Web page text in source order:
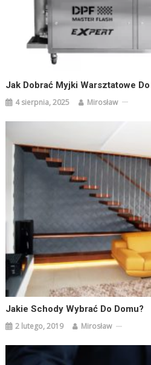
Jak Dobrać Myjki Warsztatowe
4 sierpnia, 2025 Mirosław
Jakie Schody Wybrać Do Domu?
2 lutego, 2019 Mirosław